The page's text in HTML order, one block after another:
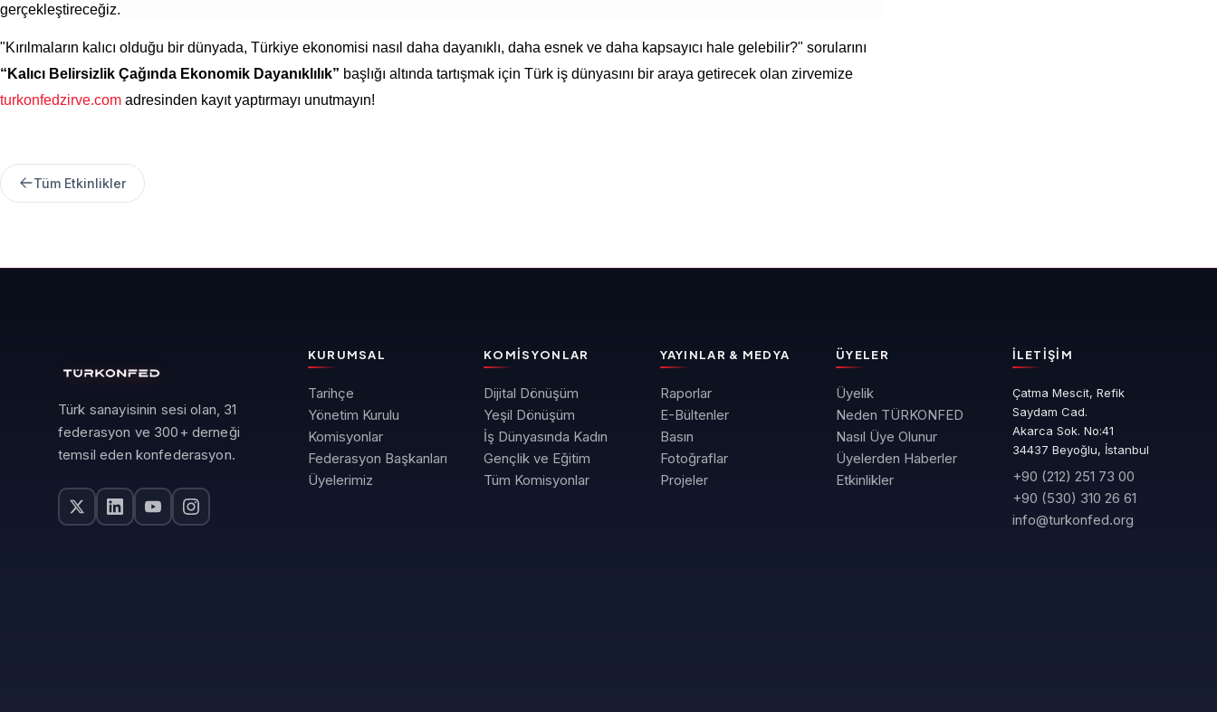
gerçekleştireceğiz.
"Kırılmaların kalıcı olduğu bir dünyada, Türkiye ekonomisi nasıl daha dayanıklı, daha esnek ve daha kapsayıcı hale gelebilir?" sorularını
“Kalıcı Belirsizlik Çağında Ekonomik Dayanıklılık” başlığı altında tartışmak için Türk iş dünyasını bir araya getirecek olan zirvemize
turkonfedzirve.com adresinden kayıt yaptırmayı unutmayın!
Tüm Etkinlikler
Türk sanayisinin sesi olan, 31
federasyon ve 300+ derneği
temsil eden konfederasyon.
KURUMSAL
Tarihçe
Yönetim Kurulu
Komisyonlar
Federasyon Başkanları
Üyelerimiz
KOMISYONLAR
Dijital Dönüşüm
Yeşil Dönüşüm
İş Dünyasında Kadın
Gençlik ve Eğitim
Tüm Komisyonlar
YAYINLAR & MEDYA
Raporlar
E-Bültenler
Basın
Fotoğraflar
Projeler
ÜYELER
Üyelik
Neden TÜRKONFED
Nasıl Üye Olunur
Üyelerden Haberler
Etkinlikler
İLETIŞIM
Çatma Mescit, Refik
Saydam Cad.
Akarca Sok. No:41
34437 Beyoğlu, İstanbul
+90 (212) 251 73 00
+90 (530) 310 26 61
info@turkonfed.org